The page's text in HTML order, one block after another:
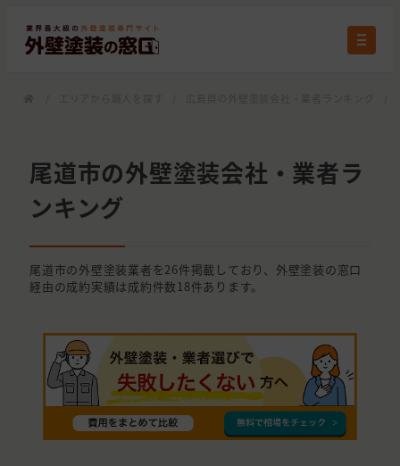
尾道市の外壁塗装会社・業者ラ
ンキング
尾道市の外壁塗装業者を26件掲載しており、外壁塗装の窓口
経由の成約実績は成約件数18件あります。